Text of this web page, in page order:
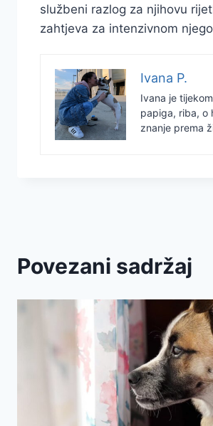
službeni razlog za njihovu
zahtjeva za intenzivnom
Ivana P.
Ivana je
papiga, riba, o
znanje prema
Povezani sadržaj